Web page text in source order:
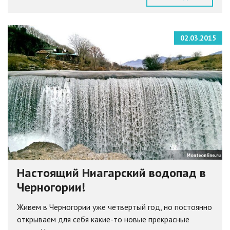
02.03.2015
Настоящий Ниагарский водопад в
Черногории!
Живем в Черногории уже четвертый год, но постоянно
открываем для себя какие-то новые прекрасные